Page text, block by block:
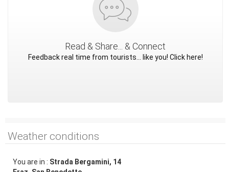
Read & Share... & Connect
Feedback real time from tourists... like you! Click here!
Weather conditions
You are in : Strada Bergamini, 14